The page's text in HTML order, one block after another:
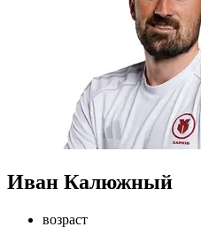
Иван Калюжный
возраст